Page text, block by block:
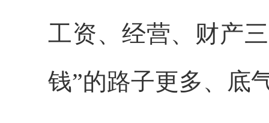
工资、经营、财产
钱”的路子更多、底